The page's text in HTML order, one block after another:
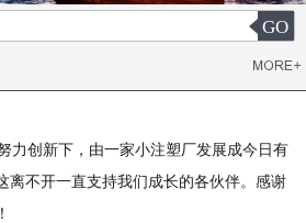
GO
创新下，由一家小注塑厂发展成今日有
离不开一直支持我们成长的各伙伴。感谢